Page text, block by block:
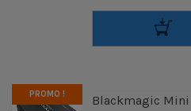
PROMO !
Blackmagic Mini